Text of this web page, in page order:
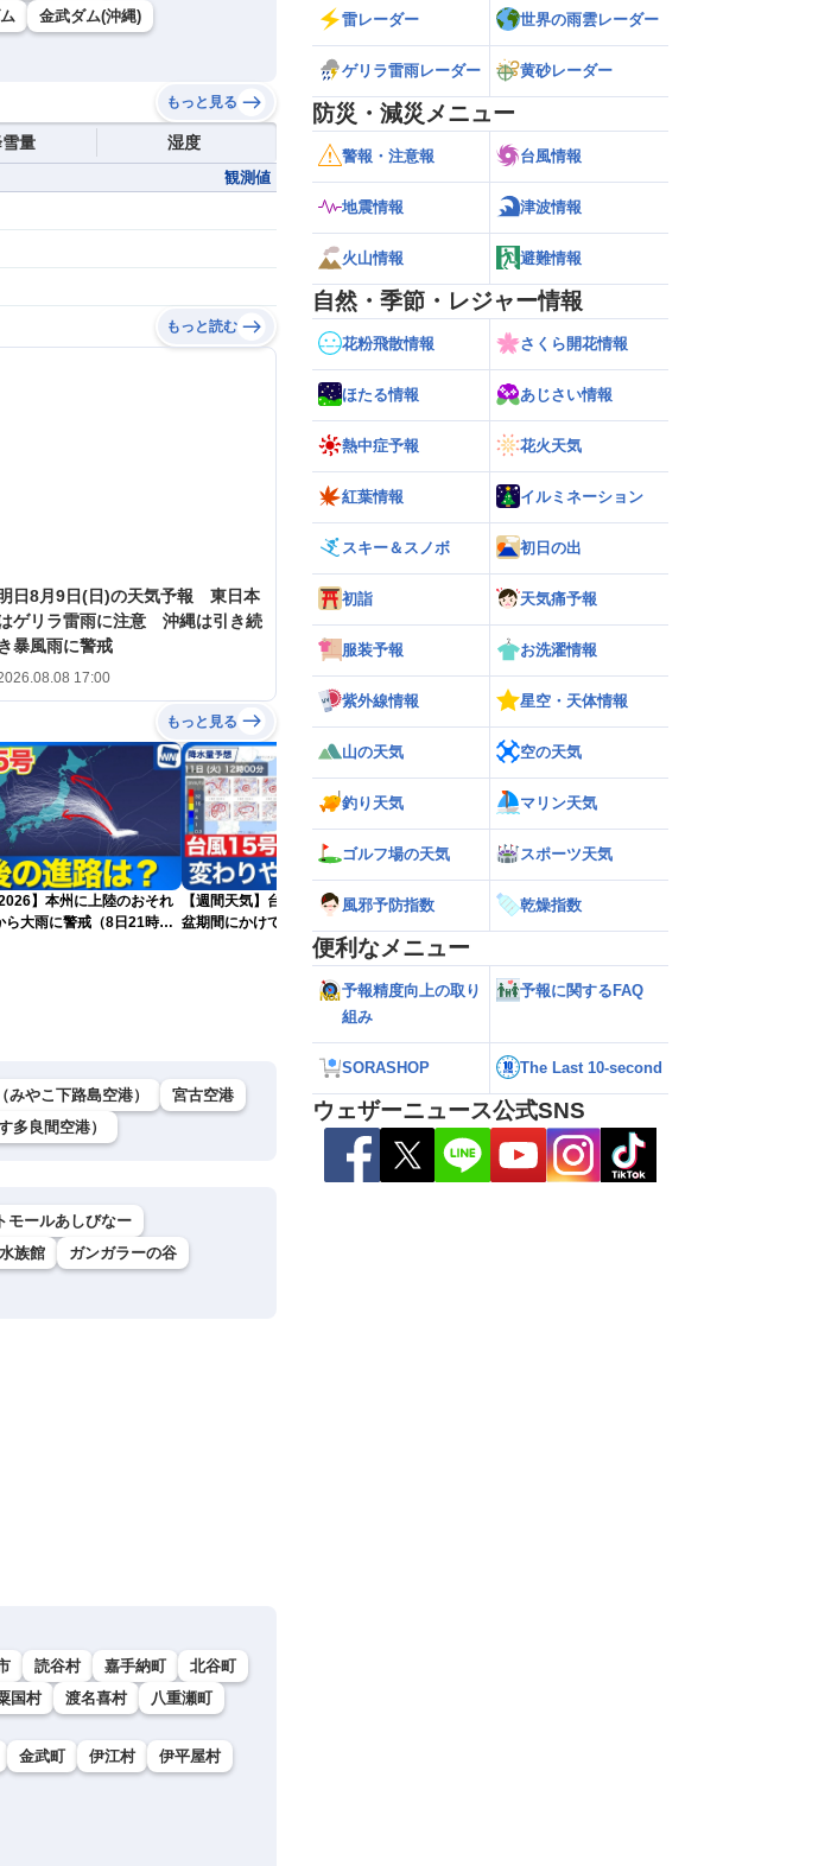
金武ダム(沖縄)
もっと見る
雪量 湿度
観測値
もっと読む
日8月9日(日)の天気予報 東日本
ゲリラ雷雨に注意 沖縄は引き続
き暴風雨に警戒
17:00
もっと見る
】本州に上陸のおそれ
ら大雨に警戒（8日21時更
【週間天気】台風15号の動向に注目 お
盆期間にかけて全国的に変わりやすい天
【ゲリラ雷雨警戒】あす9日(日)も東北や
東日本で激しい雷雨のおそれ 午前中から
雨雲急発達の危険も
みやこ下路島空港）
宮古空港
多良間空港）
モールあしびなー
族館
ガンガラーの谷
読谷村 嘉手納町
北谷町
国村 渡名喜村 八重瀬町
金武町 伊江村
伊平屋村
雷レーダー 世界の雨雲レーダー
ゲリラ雷雨レーダー 黄砂レーダー
防災・減災メニュー
警報・注意報 台風情報
地震情報 津波情報
火山情報 避難情報
自然・季節・レジャー情報
花粉飛散情報 さくら開花情報
ほたる情報 あじさい情報
熱中症予報 花火天気
紅葉情報 イルミネーション
スキー＆スノボ 初日の出
初詣 天気痛予報
服装予報 お洗濯情報
紫外線情報 星空・天体情報
山の天気 空の天気
釣り天気 マリン天気
ゴルフ場の天気 スポーツ天気
風邪予防指数 乾燥指数
便利なメニュー
予報精度向上の取り
組み
予報に関するFAQ
SORASHOP The Last 10-second
ウェザーニュース公式SNS